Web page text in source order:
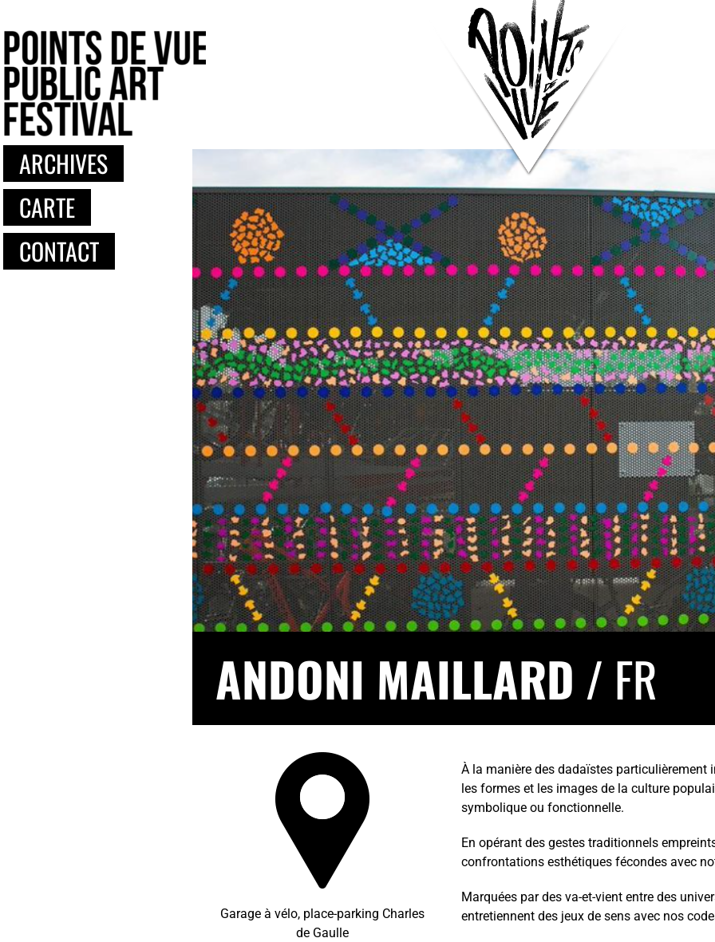
ARCHIVES
CARTE
CONTACT
ANDONI MAILLARD / FR
Garage à vélo, place-parking Charles
de Gaulle
À la manière des dadaïstes particulièrement
les formes et les images de la culture
symbolique ou fonctionnelle.
En opérant des gestes traditionnels
confrontations esthétiques fécondes avec
Marquées par des va-et-vient entre des
entretiennent des jeux de sens avec nos